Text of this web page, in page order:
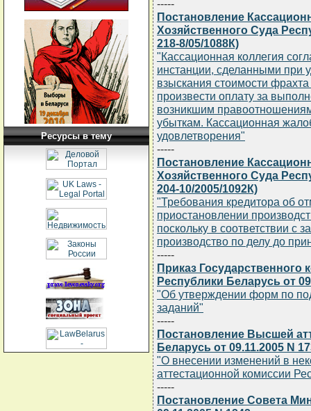
Ресурсы в тему
-----
Постановление
Хозяйственного Суда
218-8/05/1088К)
"Кассационная коллегия
инстанции, сделанными при
взыскания стоимости фрахта
произвести оплату за
возникшим
убыткам. Кассационная
удовлетворения"
-----
Постановление
Хозяйственного Суда
204-10/2005/1092К)
"Требования кредитора об
приостановлении
поскольку в соответствии с
производство по делу до
-----
Приказ Государственного
Республики Беларусь от
"Об утверждении форм по
заданий"
-----
Постановление Высшей
Беларусь от 09.11.2005 N
"О внесении изменений в
аттестационной комиссии
-----
Постановление Совета